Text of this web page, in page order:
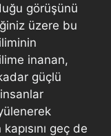
görüşünü
üzere bu
inanan,
güçlü
geç de